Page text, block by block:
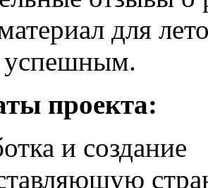
для
успешным.
проекта:
и